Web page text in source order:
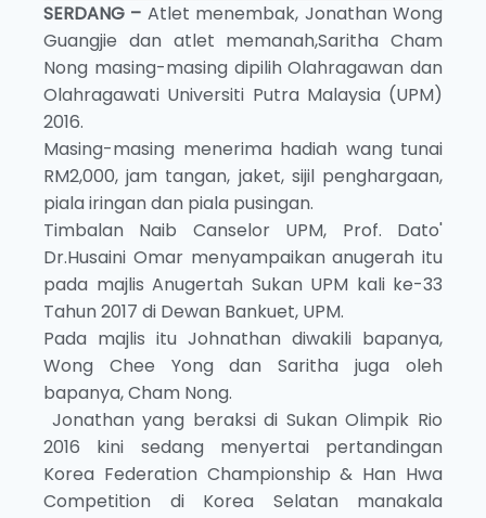
SERDANG – Atlet menembak, Jonathan Wong
Guangjie dan atlet memanah,Saritha Cham
Nong masing-masing dipilih Olahragawan dan
Olahragawati Universiti Putra Malaysia (UPM)
2016.
Masing-masing menerima hadiah wang tunai
RM2,000, jam tangan, jaket, sijil penghargaan,
piala iringan dan piala pusingan.
Timbalan Naib Canselor UPM, Prof. Dato'
Dr.Husaini Omar menyampaikan anugerah itu
pada majlis Anugertah Sukan UPM kali ke-33
Tahun 2017 di Dewan Bankuet, UPM.
Pada majlis itu Johnathan diwakili bapanya,
Wong Chee Yong dan Saritha juga oleh
bapanya, Cham Nong.
Jonathan yang beraksi di Sukan Olimpik Rio
2016 kini sedang menyertai pertandingan
Korea Federation Championship & Han Hwa
Competition di Korea Selatan manakala